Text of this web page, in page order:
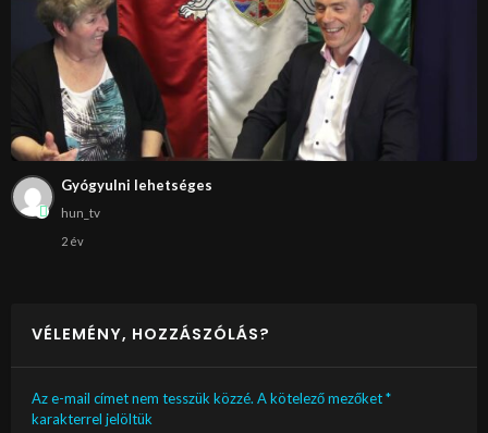
Gyógyulni lehetséges
hun_tv
2 év
VÉLEMÉNY, HOZZÁSZÓLÁS?
Az e-mail címet nem tesszük közzé. A kötelező mezőket*
karakterrel jelöltük